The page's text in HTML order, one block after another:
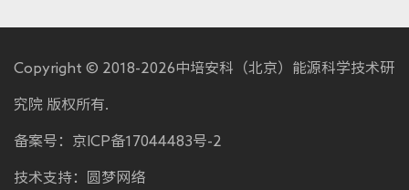
Copyright © 2018-2026中培安科（北京）能源科学技术研
究院 版权所有.
备案号： 京ICP备17044483号-2
技术支持： 圆梦网络